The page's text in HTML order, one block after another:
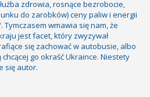
zdrowia, rosnące bezrobocie,
do zarobków) ceny paliw i energii
wmawia się nam, że
jest facet, który zwyzywał
się zachować w autobusie, albo
chcącej go okraść Ukraince. Niestety
się autor.